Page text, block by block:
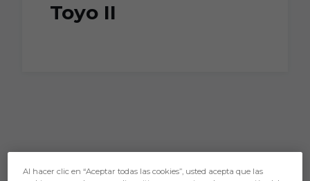
Toyo II
Al hacer clic en “Aceptar todas las cookies”, usted acepta que las